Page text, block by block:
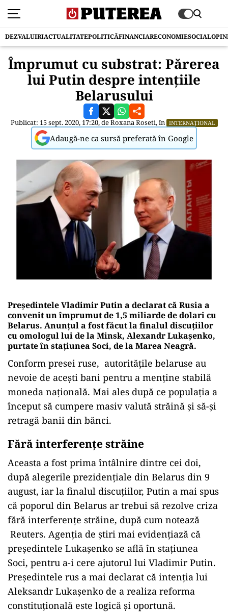
DEZVALUIRIACTUALITATEPOLITICĂFINANCIARECONOMIESOCIAL
Împrumut cu substrat: Părerea
lui Putin despre intențiile
Belarusului
Publicat: 15 sept. 2020, 17:20, deRoxana Roseti, în INTERNAȚIONAL
Adaugă-ne ca sursă preferată în Google
Președintele Vladimir Putin a declarat că Rusia a
convenit un împrumut de 1,5 miliarde de dolari cu
Belarus. Anunțul a fost făcut la finalul discuţiilor
cu omologul lui de la Minsk, Alexandr Lukaşenko,
purtate în staţiunea Soci, de la Marea Neagră.
Conform presei ruse, autorităţile belaruse au
nevoie de aceşti bani pentru a menţine stabilă
moneda naţională. Mai ales după ce populația a
început să cumpere masiv valută străină şi să-şi
retragă banii din bănci.
Fără interferenţe străine
Aceasta a fost prima întâlnire dintre cei doi,
după alegerile prezidenţiale din Belarus din 9
august, iar la finalul discuțiilor, Putin a mai spus
că poporul din Belarus ar trebui să rezolve criza
fără interferenţe străine, după cum notează
Reuters. Agenția de știri mai evidențiază că
preşedintele Lukaşenko se află în staţiunea
Soci, pentru a-i cere ajutorul lui Vladimir Putin.
Președintele rus a mai declarat că intenția lui
Aleksandr Lukaşenko de a realiza reforma
constituţională este logică şi oportună.